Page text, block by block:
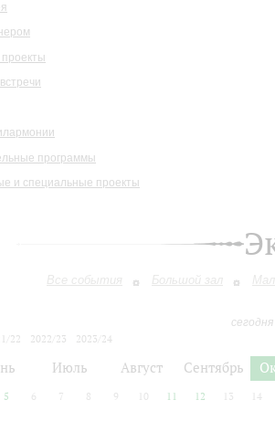
программы
и специальные проекты
Все события Большой зал
22 2022/23
2023/24
Июль Август Сентябрь
5 6 7 8 9 10 11 12 13 14